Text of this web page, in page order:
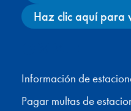
Haz clic aquí para
Información de
Pagar multas de